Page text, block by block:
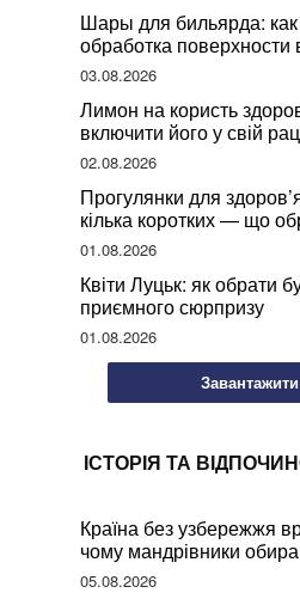
Шары для бильярда: как
обработка
динамику игры
03.08.2026
Лимон на користь
включити його у свій
02.08.2026
Прогулянки для
кілька коротких — що
01.08.2026
Квіти Луцьк: як обрати
приємного сюрпризу
01.08.2026
ІСТОРІЯ ТА
Країна без узбережжя
чому мандрівники
відпочинок
05.08.2026